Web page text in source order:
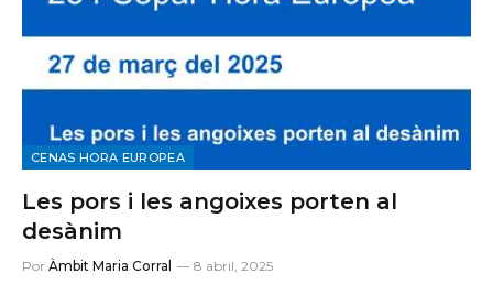
CENAS HORA EUROPEA
Les pors i les angoixes porten al
desànim
Por Àmbit Maria Corral 8 abril, 2025